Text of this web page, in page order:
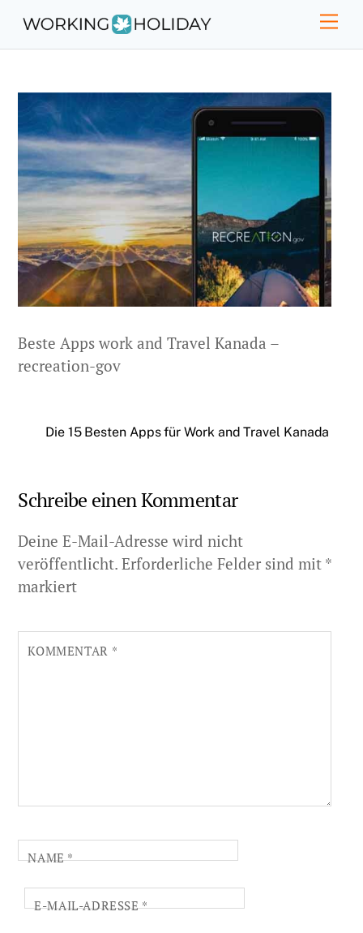
content
Beste Apps work and Travel Kanada –
recreation-gov
Die 15 Besten Apps für Work and Travel Kanada
Schreibe einen Kommentar
Deine E-Mail-Adresse wird nicht
veröffentlicht. Erforderliche Felder sind mit *
markiert
KOMMENTAR *
NAME*
E-MAIL-ADRESSE*